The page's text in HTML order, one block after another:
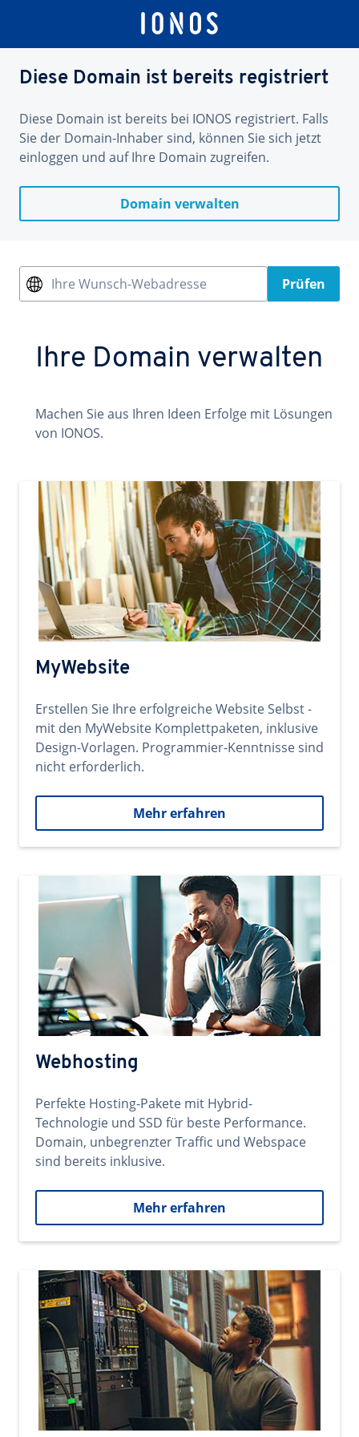
Diese Domain ist bereits registriert
Diese Domain ist bereits bei IONOS registriert. Falls
Sie der Domain-Inhaber sind, können Sie sich jetzt
einloggen und auf Ihre Domain zugreifen.
Domain verwalten
Ihre Wunsch-Webadresse Prüfen
Ihre Domain verwalten
Machen Sie aus Ihren Ideen Erfolge mit Lösungen
von IONOS.
MyWebsite
Erstellen Sie Ihre erfolgreiche Website Selbst -
mit den MyWebsite Komplettpaketen, inklusive
Design-Vorlagen. Programmier-Kenntnisse sind
nicht erforderlich.
Mehr erfahren
Webhosting
Perfekte Hosting-Pakete mit Hybrid-
Technologie und SSD für beste Performance.
Domain, unbegrenzter Traffic und Webspace
sind bereits inklusive.
Mehr erfahren